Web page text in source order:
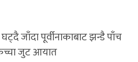
जाँदा पूर्वीनाकाबाट झन्डै पाँच
जुट आयात